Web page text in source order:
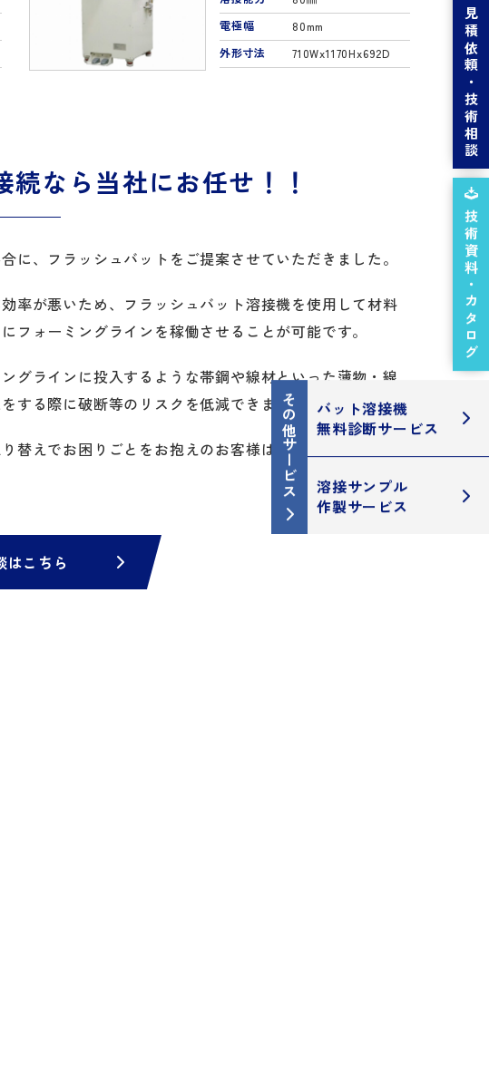
電極幅
80mm
外形寸法
710Wx1170Hx692D
なら当社にお任せ！！
、フラッシュバットをご提案させていただきました。
率が悪いため、フラッシュバット溶接機を使用して材料
フォーミングラインを稼働させることが可能です。
グラインに投入するような帯鋼や線材といった薄物・線
する際に破断等のリスクを低減できます。
えでお困りごとをお抱えのお客様は、ぜひ当社にお声
はこちら
見積依頼・
技術相談
技術資料・カタログ
その他サービス
バット溶接機
無料診断サービス
溶接サンプル
作製サービス